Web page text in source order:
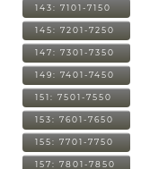
143: 7101-7150
145: 7201-7250
147: 7301-7350
149: 7401-7450
151: 7501-7550
153: 7601-7650
155: 7701-7750
157: 7801-7850